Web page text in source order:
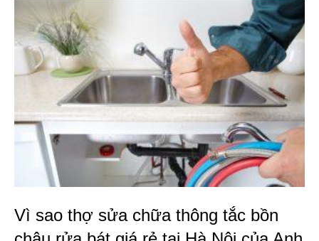
Vì sao thợ sửa chữa thông tắc bồn